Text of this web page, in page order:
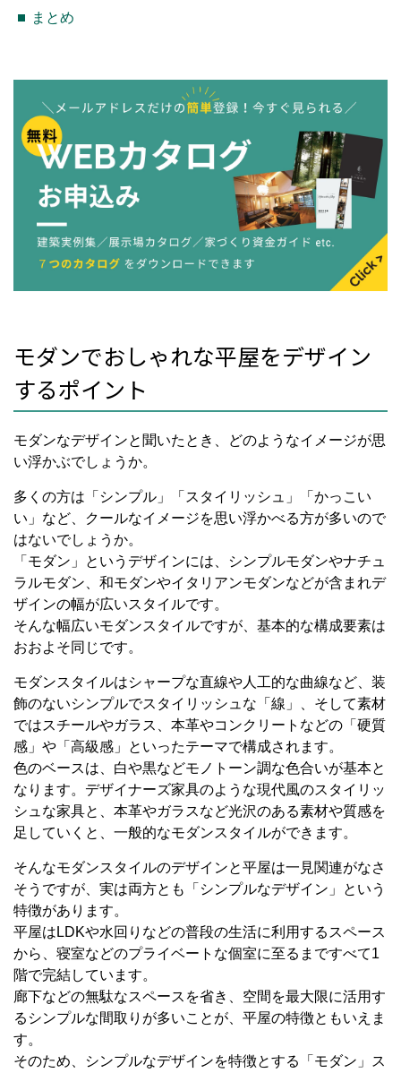
まとめ
モダンでおしゃれな平屋をデザイン
するポイント
モダンなデザインと聞いたとき、どのようなイメージが思
い浮かぶでしょうか。
多くの方は「シンプル」「スタイリッシュ」「かっこい
い」など、クールなイメージを思い浮かべる方が多いので
はないでしょうか。
「モダン」というデザインには、シンプルモダンやナチュ
ラルモダン、和モダンやイタリアンモダンなどが含まれデ
ザインの幅が広いスタイルです。
そんな幅広いモダンスタイルですが、基本的な構成要素は
おおよそ同じです。
モダンスタイルはシャープな直線や人工的な曲線など、装
飾のないシンプルでスタイリッシュな「線」、そして素材
ではスチールやガラス、本革やコンクリートなどの「硬質
感」や「高級感」といったテーマで構成されます。
色のベースは、白や黒などモノトーン調な色合いが基本と
なります。デザイナーズ家具のような現代風のスタイリッ
シュな家具と、本革やガラスなど光沢のある素材や質感を
足していくと、一般的なモダンスタイルができます。
そんなモダンスタイルのデザインと平屋は一見関連がなさ
そうですが、実は両方とも「シンプルなデザイン」という
特徴があります。
平屋はLDKや水回りなどの普段の生活に利用するスペース
から、寝室などのプライベートな個室に至るまですべて1
階で完結しています。
廊下などの無駄なスペースを省き、空間を最大限に活用す
るシンプルな間取りが多いことが、平屋の特徴ともいえま
す。
そのため、シンプルなデザインを特徴とする「モダン」ス